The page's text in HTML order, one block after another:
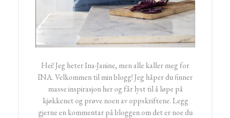
Hei! Jeg heter Ina-Janine, men alle kaller meg for
INA. Velkommen til min blogg! Jeg håper du finner
masse inspirasjon her og får lyst til å løpe på
kjøkkenet og prøve noen av oppskriftene. Legg
gjerne en kommentar på bloggen om det er noe du